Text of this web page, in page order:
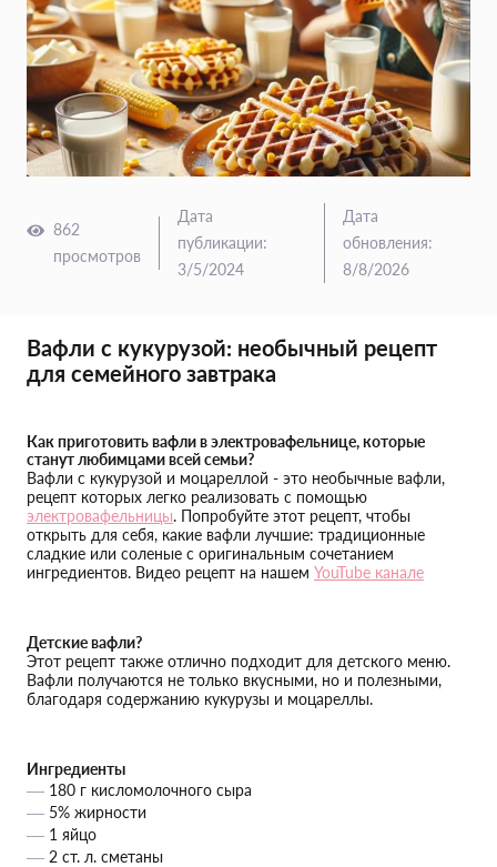
862
просмотров
Дата
публикации:
3/5/2024
Дата
обновления:
8/8/2026
Вафли с кукурузой: необычный рецепт
для семейного завтрака
Как приготовить вафли в электровафельнице, которые
станут любимцами всей семьи?
Вафли с кукурузой и моцареллой - это необычные вафли,
рецепт которых легко реализовать с помощью
электровафельницы. Попробуйте этот рецепт, чтобы
открыть для себя, какие вафли лучшие: традиционные
сладкие или соленые с оригинальным сочетанием
ингредиентов. Видео рецепт на нашем YouTube канале
Детские вафли?
Этот рецепт также отлично подходит для детского меню.
Вафли получаются не только вкусными, но и полезными,
благодаря содержанию кукурузы и моцареллы.
Ингредиенты
180 г кисломолочного сыра
5% жирности
1 яйцо
2 ст. л. сметаны